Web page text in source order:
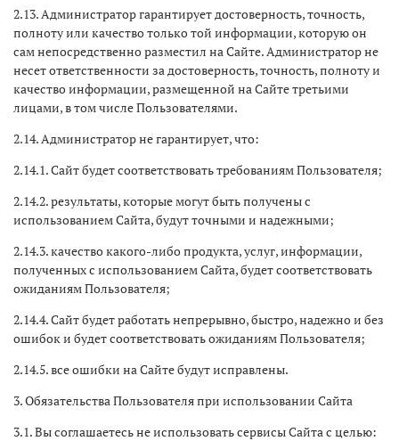
2.13. Администратор гарантирует достоверность, точность,
полноту или качество только той информации, которую он
сам непосредственно разместил на Сайте. Администратор не
несет ответственности за достоверность, точность, полноту и
качество информации, размещенной на Сайте третьими
лицами, в том числе Пользователями.
2.14. Администратор не гарантирует, что:
2.14.1. Сайт будет соответствовать требованиям Пользователя;
2.14.2. результаты, которые могут быть получены с
использованием Сайта, будут точными и надежными;
2.14.3. качество какого-либо продукта, услуг, информации,
полученных с использованием Сайта, будет соответствовать
ожиданиям Пользователя;
2.14.4. Сайт будет работать непрерывно, быстро, надежно и без
ошибок и будет соответствовать ожиданиям Пользователя;
2.14.5. все ошибки на Сайте будут исправлены.
3. Обязательства Пользователя при использовании Сайта
3.1. Вы соглашаетесь не использовать сервисы Сайта с целью: